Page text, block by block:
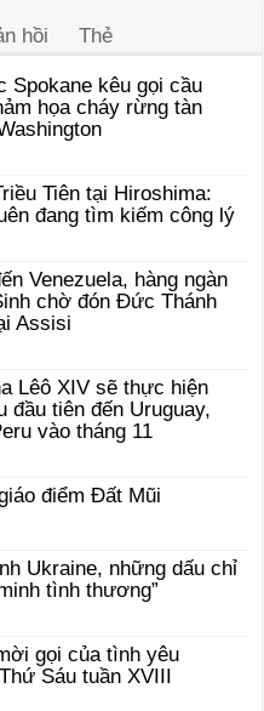
hồi Thẻ
Spokane kêu gọi cầu
họa cháy rừng tàn
Tiên tại Hiroshima:
đang tìm kiếm công lý
Venezuela, hàng ngàn
chờ đón Đức Thánh
Assisi
Lêô XIV sẽ thực hiện
đầu tiên đến Uruguay,
vào tháng 11
điểm Đất Mũi
Ukraine, những dấu chỉ
tình thương”
gọi của tình yêu
Sáu tuần XVIII